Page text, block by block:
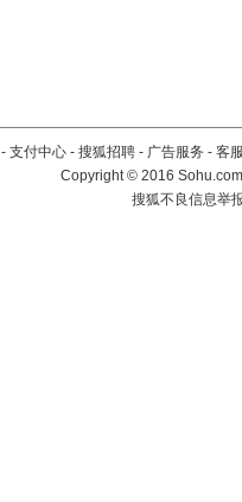
- 支付中心 - 搜狐招聘 - 广告服务 - 客
Copyright©2016
搜狐不良信息举